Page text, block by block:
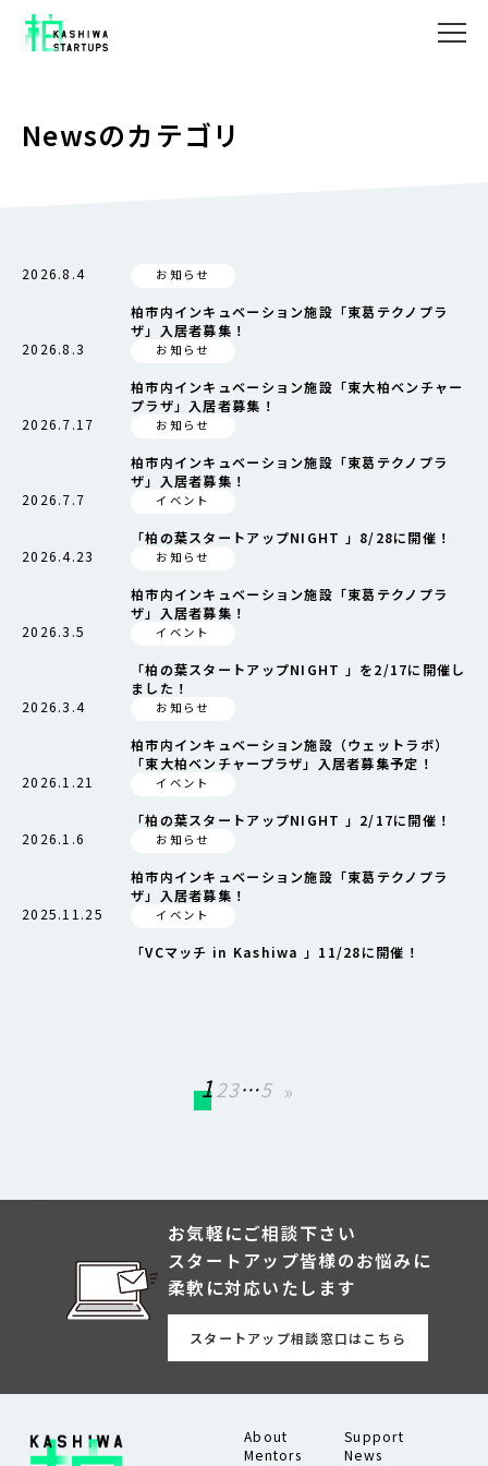
Newsのカテゴリ
2026.8.4 お知らせ
柏市内インキュベーション施設「東葛テクノプラ
ザ」入居者募集！
2026.8.3
お知らせ
柏市内インキュベーション施設「東大柏ベンチャー
プラザ」入居者募集！
2026.7.17
お知らせ
柏市内インキュベーション施設「東葛テクノプラ
ザ」入居者募集！
2026.7.7
イベント
「柏の葉スタートアップNIGHT 」8/28に開催！
2026.4.23
お知らせ
柏市内インキュベーション施設「東葛テクノプラ
ザ」入居者募集！
2026.3.5
イベント
「柏の葉スタートアップNIGHT 」を2/17に開催し
ました！
2026.3.4
お知らせ
柏市内インキュベーション施設（ウェットラボ）
「東大柏ベンチャープラザ」入居者募集予定！
2026.1.21
イベント
「柏の葉スタートアップNIGHT 」2/17に開催！
2026.1.6
お知らせ
柏市内インキュベーション施設「東葛テクノプラ
ザ」入居者募集！
2025.11.25
イベント
「VCマッチ in Kashiwa 」11/28に開催！
123…5 »
お気軽にご相談下さい
スタートアップ皆様のお悩みに
柔軟に対応いたします
スタートアップ相談窓口はこちら
About
Support
Mentors
News